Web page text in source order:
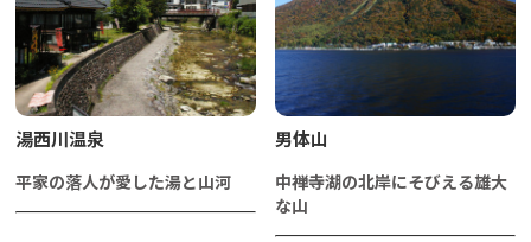
湯西川温泉
平家の落人が愛した湯と山河
男体山
中禅寺湖の北岸にそびえる雄大
な山